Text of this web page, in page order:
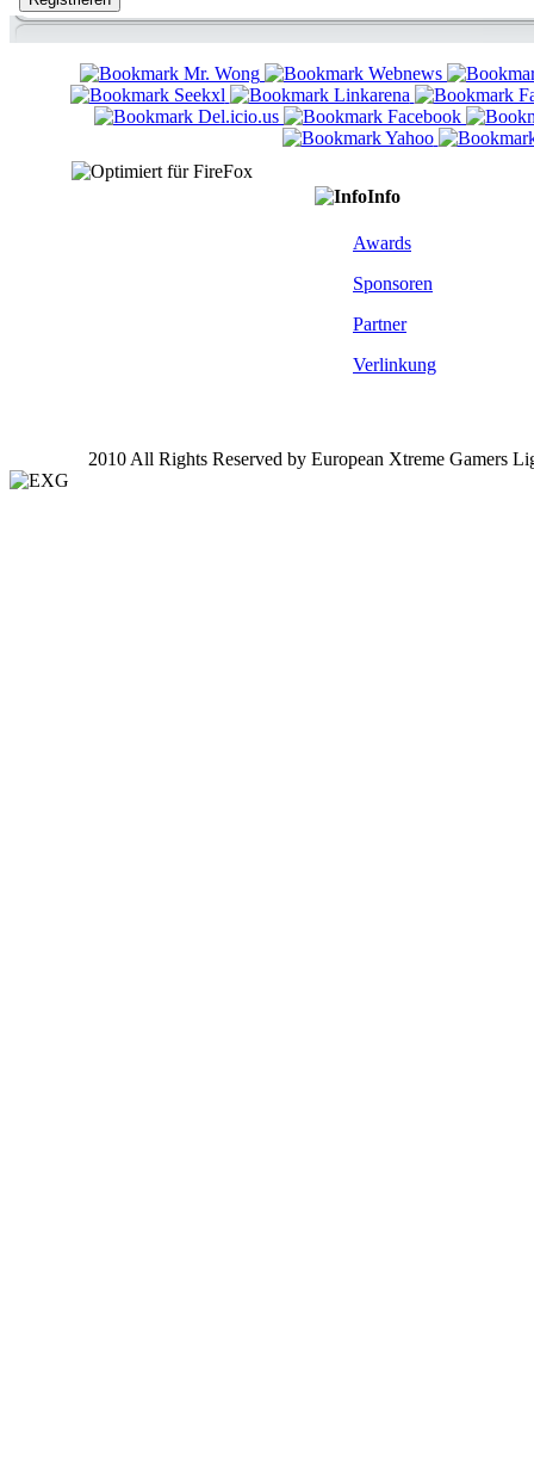
Info
Awards
Sponsoren
Partner
Verlinkung
2010 All Rights Reserved by European Xtreme Gamers